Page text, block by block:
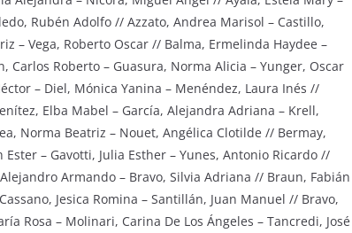
Rubén Adolfo // Azzato, Andrea Marisol – Castillo,
– Vega, Roberto Oscar // Balma, Ermelinda Haydee –
Roberto – Guasura, Norma Alicia – Yunger, Oscar
– Diel, Mónica Yanina – Menéndez, Laura Inés //
Elba Mabel – García, Alejandra Adriana – Krell,
Norma Beatriz – Nouet, Angélica Clotilde // Bermay,
– Gavotti, Julia Esther – Yunes, Antonio Ricardo //
Armando – Bravo, Silvia Adriana // Braun, Fabián
Jesica Romina – Santillán, Juan Manuel // Bravo,
Rosa – Molinari, Carina De Los Ángeles – Tancredi, José